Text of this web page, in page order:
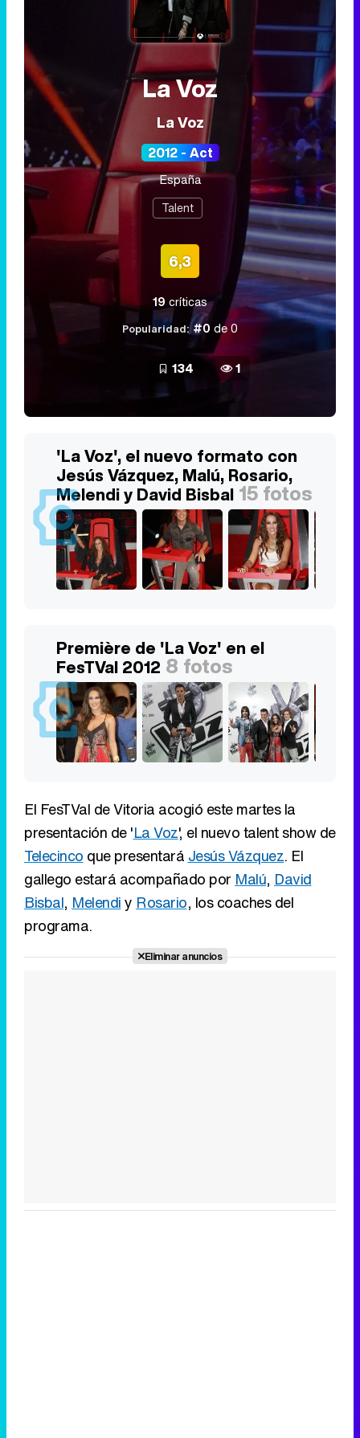
La Voz
La Voz
2012 - Act
España
Talent
6,3
19 críticas
Popularidad: #0 de 0
134 1
'La Voz', el nuevo formato con
Jesús Vázquez, Malú, Rosario,
Melendi y David Bisbal 15 fotos
Première de 'La Voz' en el
FesTVal 2012 8 fotos
El FesTVal de Vitoria acogió este martes la
presentación de 'La Voz', el nuevo talent show de
Telecinco que presentará Jesús Vázquez. El
gallego estará acompañado por Malú, David
Bisbal, Melendiy Rosario, los coaches del
programa.
Eliminar anuncios